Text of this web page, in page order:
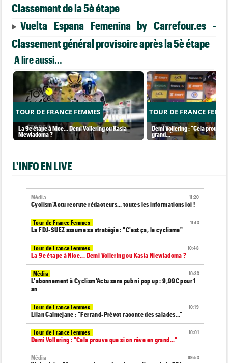
Classement de la 5è étape
Vuelta Espana Femenina by Carrefour.es -
Classement général provisoire après la 5è étape
A lire aussi...
TOUR DE FRANCE FEMMES
La 9e étape à Nice... Demi Vollering ou Kasia
Niewiadoma ?
TOUR DE FRANCE
Demi Vollering : "Cela prouve
grand..."
L'INFO EN LIVE
11:20
Média
Cyclism’Actu recrute rédacteurs… toutes les informations ici !
11:13
Tour de France Femmes
La FDJ-SUEZ assume sa stratégie : "C'est ça, le cyclisme"
10:48
Tour de France Femmes
La 9e étape à Nice... Demi Vollering ou Kasia Niewiadoma ?
10:33
Média
L'abonnement à Cyclism'Actu sans pub ni pop up : 9,99€ pour 1
an
10:19
Tour de France Femmes
Lilan Calmejane : "Ferrand-Prévot raconte des salades…"
10:01
Tour de France Femmes
Demi Vollering : "Cela prouve que si on rêve en grand..."
09:53
Média